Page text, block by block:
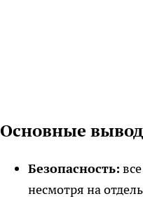
Основные
Безопасность:
несмотря на